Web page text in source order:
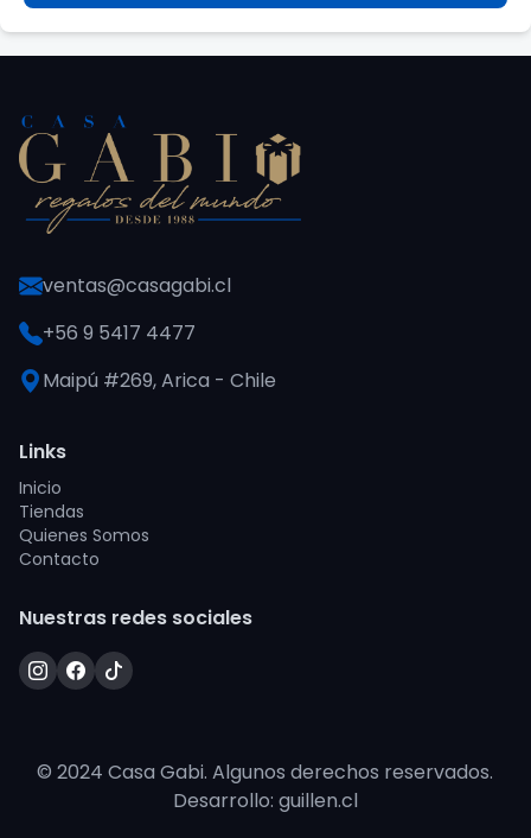
ventas@casagabi.cl
+56 9 5417 4477
Maipú #269, Arica - Chile
Links
Inicio
Tiendas
Quienes Somos
Contacto
Nuestras redes sociales
© 2024 Casa Gabi. Algunos derechos reservados.
Desarrollo: guillen.cl